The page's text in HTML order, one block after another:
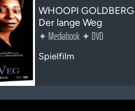
WHOOPI GOLDBERG
Der lange Weg
✦Mediabook✦DVD
Spielfilm